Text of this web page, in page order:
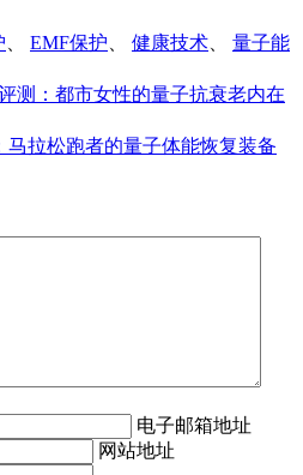
EMF保护 健康技术
量子能
评测：都市女性的量子抗衰老内在
马拉松跑者的量子体能恢复装备
电子邮箱地址
网站地址